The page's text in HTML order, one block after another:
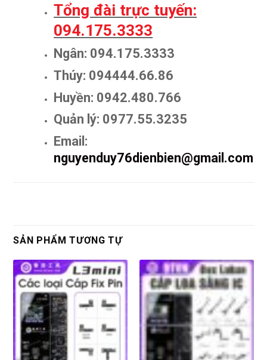
Tổng đài trực tuyến:
094.175.3333
Ngân: 094.175.3333
Thúy: 094444.66.86
Huyền: 0942.480.766
Quản lý: 0977.55.3235
Email:
nguyenduy76dienbien@gmail.com
SẢN PHẨM TƯƠNG TỰ